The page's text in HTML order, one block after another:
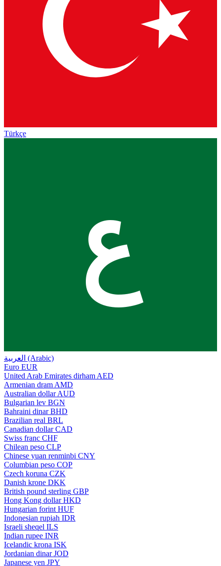
Türkçe
ع
العربية (Arabic)
Euro EUR
United Arab Emirates dirham AED
Armenian dram AMD
Australian dollar AUD
Bulgarian lev BGN
Bahraini dinar BHD
Brazilian real BRL
Canadian dollar CAD
Swiss franc CHF
Chilean peso CLP
Chinese yuan renminbi CNY
Columbian peso COP
Czech koruna CZK
Danish krone DKK
British pound sterling GBP
Hong Kong dollar HKD
Hungarian forint HUF
Indonesian rupiah IDR
Israeli sheqel ILS
Indian rupee INR
Icelandic krona ISK
Jordanian dinar JOD
Japanese yen JPY